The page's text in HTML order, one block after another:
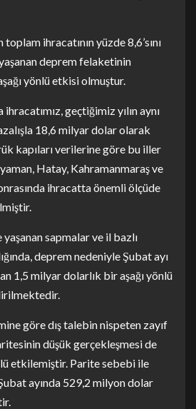
ihracatının yüzde 8,6’sını
deprem felaketinin
yönlü etkisi olmuştur.
ihracatımız, geçtiğimiz yılın aynı
18,6 milyar dolar olarak
kapıları verilerine göre bu iller
Hatay, Kahramanmaraş ve
ihracatta önemli ölçüde
sapmalar ve il bazlı
deprem nedeniyle Şubat ayı
1,5 milyar dolarlık bir aşağı yönlü
göre dış talebin nispeten zayıf
düşük gerçekleşmesi de
etkilemiştir. Parite sebebi ile
ayında 529,2 milyon dolar